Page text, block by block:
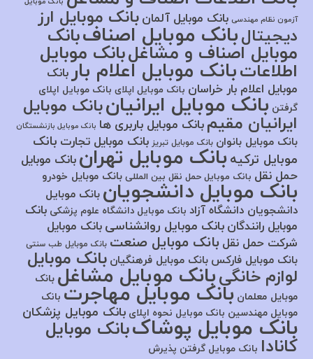
آزمون نظام مهندسی بانک موبایل آلمان بانک موبایل ارز
دیجیتالبانک موبایل اصنافبانک
موبایل اصناف و مشاغلبانک موبایل
اطلاعاتبانک موبایل اعلام بار بانک
موبایل اعلام بار خراسان بانک موبایل اپلای بانک موبایل اپلای
گرفتن بانک موبایل ایرانیانبانک موبایل
ایرانیان مقیم بانک موبایل باربری ها بانک موبایل بازنشستگان
بانک موبایل بانوان بانک موبایل تبریز بانک موبایل تجارت بانک
موبایل ترکیه بانک موبایل تهران بانک موبایل
حمل نقل بانک موبایل حمل نقل بین المللی بانک موبایل خودرو
بانک موبایل دانشجویان بانک موبایل
دانشجویان دانشگاه آزاد بانک موبایل دانشگاه علوم پزشکی بانک
موبایل رانندگان بانک موبایل روانشناسی بانک موبایل
شرکت حمل نقل بانک موبایل صنعت بانک موبایل طب سنتی
بانک موبایل فارکس بانک موبایل فرهنگیان بانک موبایل
لوازم خانگیبانک موبایل مشاغلبانک
موبایل معلمان بانک موبایل مهاجرت بانک
موبایل مهندسین بانک موبایل نحوه اپلای بانک موبایل پزشکان
بانک موبایل پوشاکبانک موبایل
کانادا بانک موبایل گرفتن پذیرش